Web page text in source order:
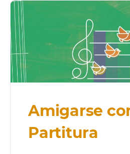
Amigarse
Partitura